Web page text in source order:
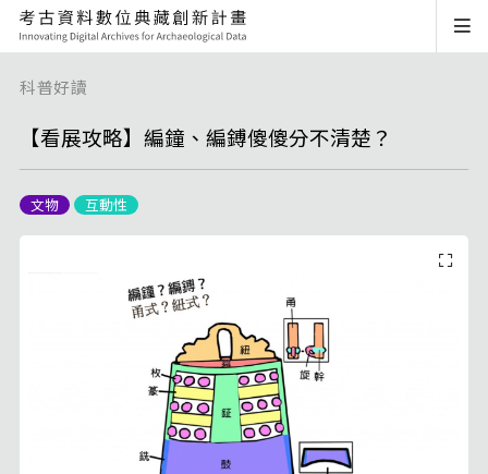
科普好讀
【看展攻略】編鐘、編鎛傻傻分不清楚？
文物 互動性